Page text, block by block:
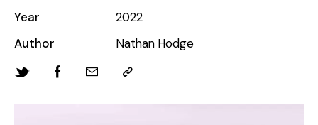
Year
2022
Author
Nathan Hodge